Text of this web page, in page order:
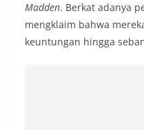
Madden. Berkat adanya
mengklaim bahwa
keuntungan hingga